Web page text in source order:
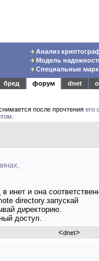
Анализ
Модель
Специальные
бред форум dnet
после прочтения его
инет и она
directory.запускай
директорию.
доступ.
<dnet>